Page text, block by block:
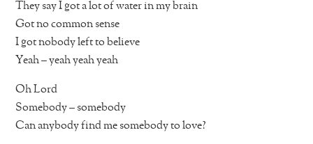
They say I got a lot of water in my brain
Got no common sense
I got nobody left to believe
Yeah – yeah yeah yeah
Oh Lord
Somebody – somebody
Can anybody find me somebody to love?